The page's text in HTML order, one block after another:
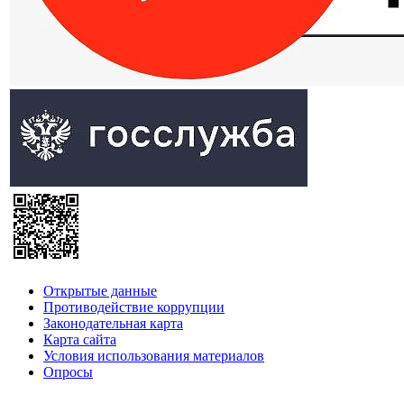
Открытые данные
Противодействие коррупции
Законодательная карта
Карта сайта
Условия использования материалов
Опросы